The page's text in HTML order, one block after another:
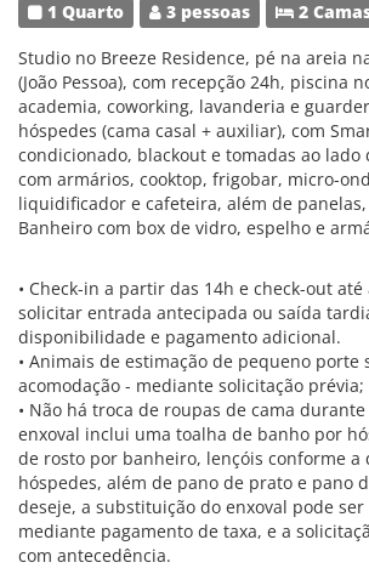
1 Quarto 3 pessoas 2
Studio no Breeze Residence, pé na areia
(João Pessoa), com recepção 24h, piscina
academia, coworking, lavanderia e
hóspedes (cama casal + auxiliar), com
condicionado, blackout e tomadas ao lado
com armários, cooktop, frigobar, micro-
liquidificador e cafeteira, além de
Banheiro com box de vidro, espelho e
• Check-in a partir das 14h e check-out até
solicitar entrada antecipada ou saída
disponibilidade e pagamento adicional.
• Animais de estimação de pequeno porte
acomodação - mediante solicitação prévia;
• Não há troca de roupas de cama
enxoval inclui uma toalha de banho por
de rosto por banheiro, lençóis conforme a
hóspedes, além de pano de prato e pano
deseje, a substituição do enxoval pode
mediante pagamento de taxa, e a
com antecedência.